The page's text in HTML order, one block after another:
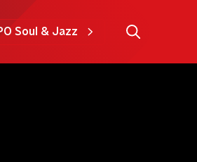
Soul & Jazz